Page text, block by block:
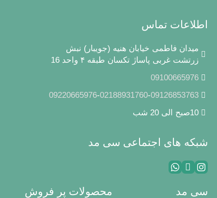
اطلاعات تماس
میدان فاطمی خیابان هنیه (جویبار) نبش
زرتشت غربی پاساژ تکسان طبقه ۴ واحد 16
09100665976
09126853763
-
02188931760
-
09220665976
10صبح الی 20 شب
شبکه های اجتماعی سی مد
سی مد محصولات پر فروش